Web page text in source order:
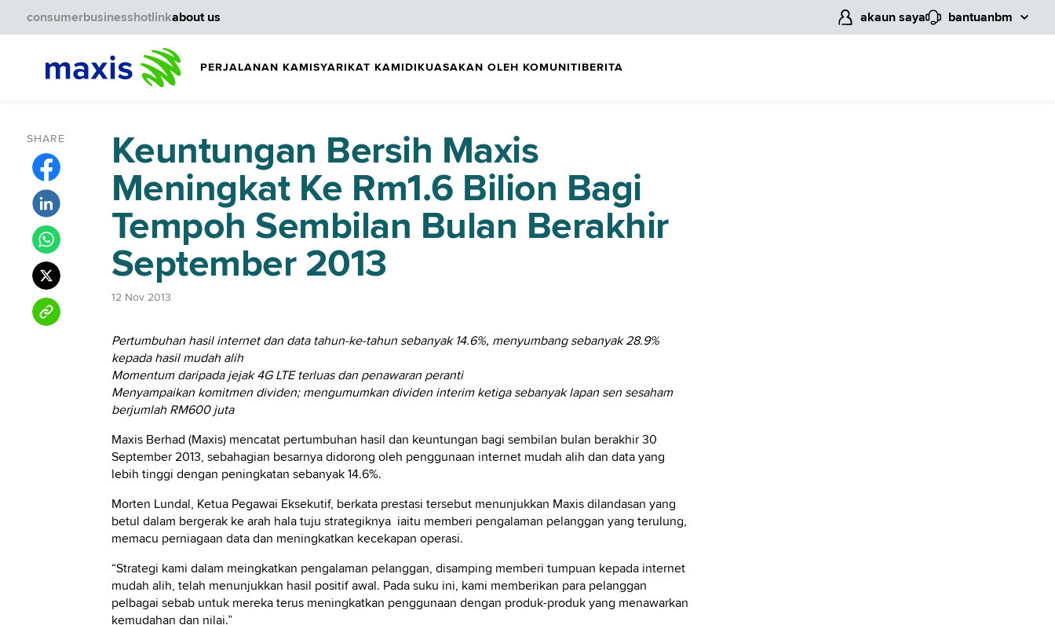
PERJALANAN KAMISYARIKAT KAMIDIKUASAKAN OLEH KOMUNITIBERITA
consumerbusinesshotlinkabout us akaun saya bantuanbm
SHARE
Keuntungan Bersih Maxis
Meningkat Ke Rm1.6 Bilion Bagi
Tempoh Sembilan Bulan Berakhir
September 2013
12 Nov 2013
Pertumbuhan hasil internet dan data tahun-ke-tahun sebanyak 14.6%, menyumbang sebanyak 28.9%
kepada hasil mudah alih
Momentum daripada jejak 4G LTE terluas dan penawaran peranti
Menyampaikan komitmen dividen; mengumumkan dividen interim ketiga sebanyak lapan sen sesaham
berjumlah RM600 juta
Maxis Berhad (Maxis) mencatat pertumbuhan hasil dan keuntungan bagi sembilan bulan berakhir 30
September 2013, sebahagian besarnya didorong oleh penggunaan internet mudah alih dan data yang
lebih tinggi dengan peningkatan sebanyak 14.6%.
Morten Lundal, Ketua Pegawai Eksekutif, berkata prestasi tersebut menunjukkan Maxis dilandasan yang
betul dalam bergerak ke arah hala tuju strategiknya iaitu memberi pengalaman pelanggan yang terulung,
memacu perniagaan data dan meningkatkan kecekapan operasi.
“Strategi kami dalam meingkatkan pengalaman pelanggan, disamping memberi tumpuan kepada internet
mudah alih, telah menunjukkan hasil positif awal. Pada suku ini, kami memberikan para pelanggan
pelbagai sebab untuk mereka terus meningkatkan penggunaan dengan produk-produk yang menawarkan
kemudahan dan nilai.”